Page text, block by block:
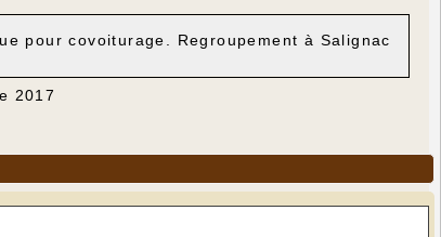
pour covoiturage. Regroupement à Salignac
2017